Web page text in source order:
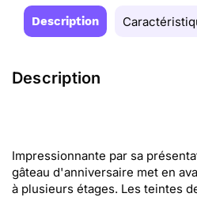
Description
Description
Impressionnante par sa
gâteau d'anniversaire met en
à plusieurs étages. Les teintes